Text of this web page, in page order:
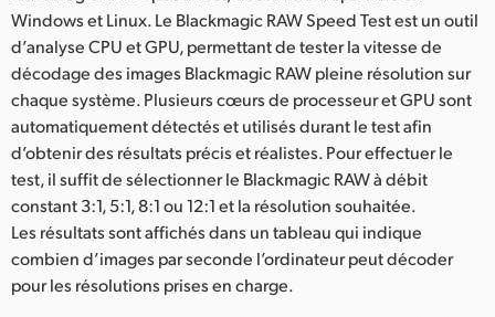
Norway
Portugal
Singapore
South Africa
Spain
Windows et Linux. Le Blackmagic RAW Speed Test est un outil
d’analyse CPU et GPU, permettant de tester la vitesse de
décodage des images Blackmagic RAW pleine résolution sur
chaque système. Plusieurs cœurs de processeur et GPU sont
automatiquement détectés et utilisés durant le test afin
d’obtenir des résultats précis et réalistes. Pour effectuer le
test, il suffit de sélectionner le Blackmagic RAW à débit
constant 3:1, 5:1, 8:1 ou 12:1 et la résolution souhaitée.
Les résultats sont affichés dans un tableau qui indique
combien d’images par seconde l’ordinateur peut décoder
pour les résolutions prises en charge.